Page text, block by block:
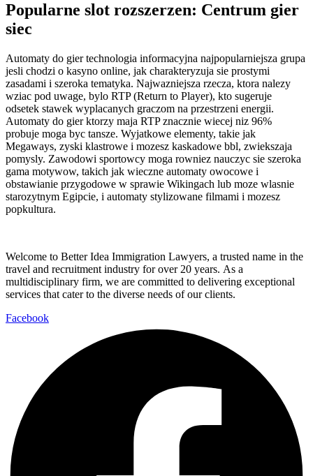
Popularne slot rozszerzen: Centrum gier
siec
Automaty do gier technologia informacyjna najpopularniejsza grupa
jesli chodzi o kasyno online, jak charakteryzuja sie prostymi
zasadami i szeroka tematyka. Najwazniejsza rzecza, ktora nalezy
wziac pod uwage, bylo RTP (Return to Player), kto sugeruje
odsetek stawek wyplacanych graczom na przestrzeni energii.
Automaty do gier ktorzy maja RTP znacznie wiecej niz 96%
probuje moga byc tansze. Wyjatkowe elementy, takie jak
Megaways, zyski klastrowe i mozesz kaskadowe bbl, zwiekszaja
pomysly. Zawodowi sportowcy moga rowniez nauczyc sie szeroka
gama motywow, takich jak wieczne automaty owocowe i
obstawianie przygodowe w sprawie Wikingach lub moze wlasnie
starozytnym Egipcie, i automaty stylizowane filmami i mozesz
popkultura.
Welcome to Better Idea Immigration Lawyers, a trusted name in the
travel and recruitment industry for over 20 years. As a
multidisciplinary firm, we are committed to delivering exceptional
services that cater to the diverse needs of our clients.
Facebook